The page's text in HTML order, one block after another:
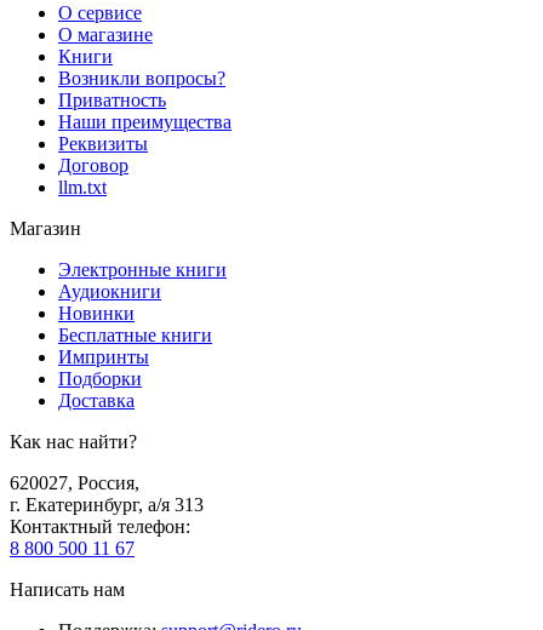
О сервисе
О магазине
Книги
Возникли вопросы?
Приватность
Наши преимущества
Реквизиты
Договор
llm.txt
Магазин
Электронные книги
Аудиокниги
Новинки
Бесплатные книги
Импринты
Подборки
Доставка
Как нас найти?
620027, Россия,
г. Екатеринбург, а/я 313
Контактный телефон:
8 800 500 11 67
Написать нам